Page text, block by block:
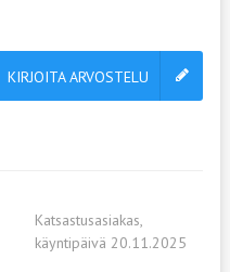
KIRJOITA ARVOSTELU
Katsastusasiakas,
käyntipäivä 20.11.2025